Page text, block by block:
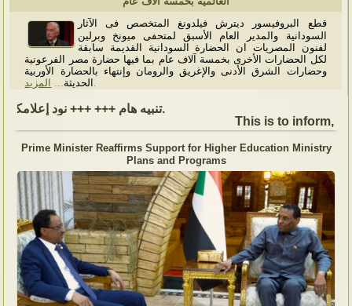
قطع البروفيسور ديترش فيلدونغ المتخصص فى الآثار
السودانية والمدير العام الأسبق لمتحفى ميونخ وبرلين
لفنون المصريات ان الحضارة السودانية القديمة سابقة
لكل الحضارات الأخرى بخمسة آلاف عام بما فيها حضارة مصر الفرعونية
وحضارات الشرق الأدنى والإغريق والرومان وإنتهاء بالحضارة الأوربية
الحديثة
المزيد
This is to inform,
Prime Minister Reaffirms Support for Higher Education Ministry
Plans and Programs